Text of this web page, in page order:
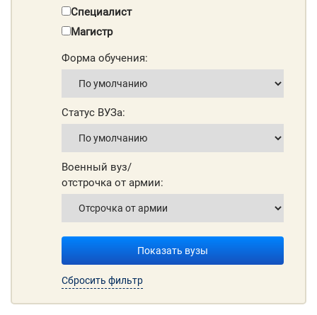
Специалист
Магистр
Форма обучения:
Статус ВУЗа:
Военный вуз/
отстрочка от армии:
Показать вузы
Сбросить фильтр